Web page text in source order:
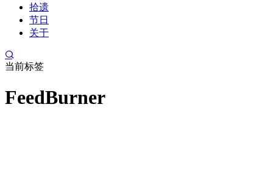
拾遗
节日
关于
当前标签
FeedBurner